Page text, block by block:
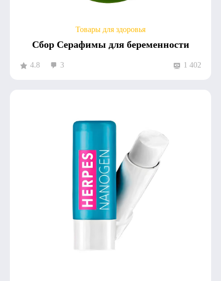
Товары для здоровья
Сбор Серафимы для беременности
4.8 3 1 402